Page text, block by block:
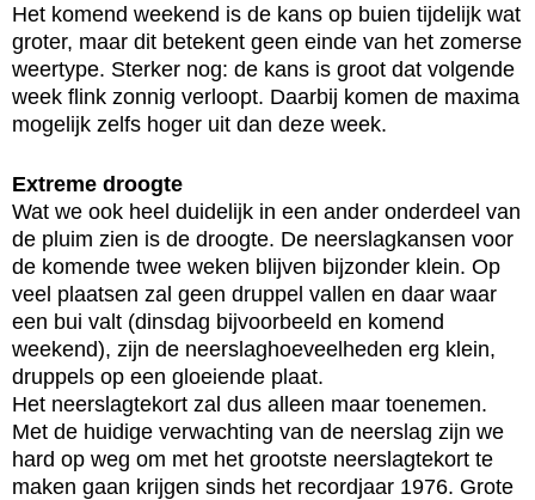
Het komend weekend is de kans op buien tijdelijk wat
groter, maar dit betekent geen einde van het zomerse
weertype. Sterker nog: de kans is groot dat volgende
week flink zonnig verloopt. Daarbij komen de maxima
mogelijk zelfs hoger uit dan deze week.
Extreme droogte
Wat we ook heel duidelijk in een ander onderdeel van
de pluim zien is de droogte. De neerslagkansen voor
de komende twee weken blijven bijzonder klein. Op
veel plaatsen zal geen druppel vallen en daar waar
een bui valt (dinsdag bijvoorbeeld en komend
weekend), zijn de neerslaghoeveelheden erg klein,
druppels op een gloeiende plaat.
Het neerslagtekort zal dus alleen maar toenemen.
Met de huidige verwachting van de neerslag zijn we
hard op weg om met het grootste neerslagtekort te
maken gaan krijgen sinds het recordjaar 1976. Grote